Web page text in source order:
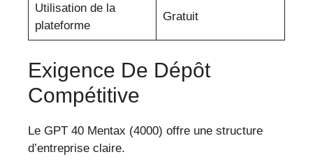
Utilisation de la
plateforme
Gratuit
Exigence De Dépôt
Compétitive
Le GPT 40 Mentax (4000) offre une structure
d’entreprise claire.